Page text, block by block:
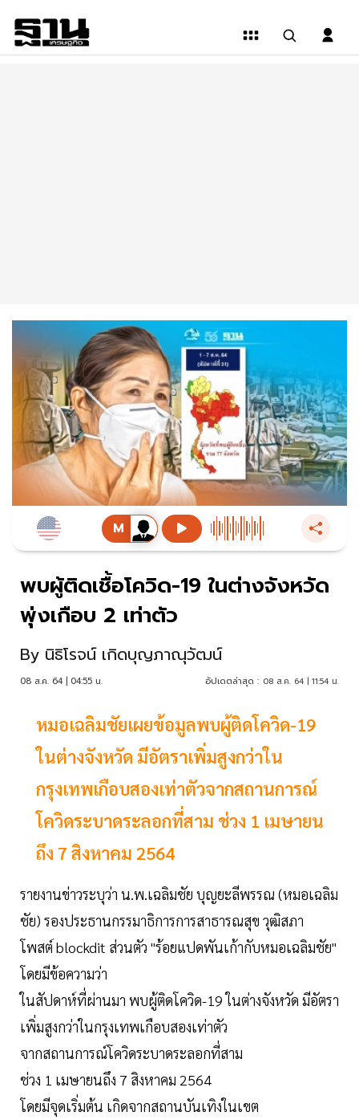
พบผู้ติดเชื้อโควิด-19 ในต่างจังหวัด
พุ่งเกือบ 2 เท่าตัว
By นิธิโรจน์ เกิดบุญภาณุวัฒน์
08 ส.ค. 64 | 04:55 น. อัปเดตล่าสุด : 08 ส.ค. 64 | 11:54 น.
หมอเฉลิมชัยเผยข้อมูลพบผู้ติดโควิด-19
ในต่างจังหวัด มีอัตราเพิ่มสูงกว่าใน
กรุงเทพเกือบสองเท่าตัวจากสถานการณ์
โควิดระบาดระลอกที่สาม ช่วง 1 เมษายน
ถึง 7 สิงหาคม 2564
รายงานข่าวระบุว่า น.พ.เฉลิมชัย บุญยะลีพรรณ (หมอเฉลิม
ชัย) รองประธานกรรมาธิการการสาธารณสุข วุฒิสภา
โพสต์ blockdit ส่วนตัว "ร้อยแปดพันเก้ากับหมอเฉลิมชัย"
โดยมีข้อความว่า
ในสัปดาห์ที่ผ่านมา พบผู้ติดโควิด-19 ในต่างจังหวัด มีอัตรา
เพิ่มสูงกว่าในกรุงเทพเกือบสองเท่าตัว
จากสถานการณ์โควิดระบาดระลอกที่สาม
ช่วง 1 เมษายนถึง 7 สิงหาคม 2564
โดยมีจุดเริ่มต้น เกิดจากสถานบันเทิงในเขต